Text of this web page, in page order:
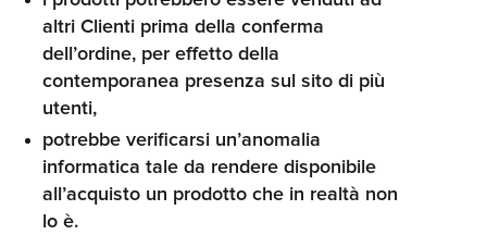
altri Clienti prima della conferma
dell’ordine, per effetto della
contemporanea presenza sul sito di più
utenti,
potrebbe verificarsi un’anomalia
informatica tale da rendere disponibile
all’acquisto un prodotto che in realtà non
lo è.